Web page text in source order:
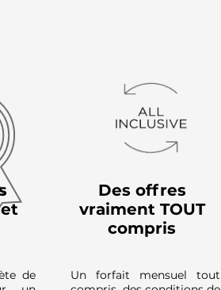
de
Des offres
vraiment TOUT
compris
Un forfait mensuel tout